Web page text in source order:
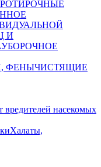
И
УБОРОЧНОЕ
ФЕНЫЧИСТЯЩИЕ
вредителей насекомых
Халаты,